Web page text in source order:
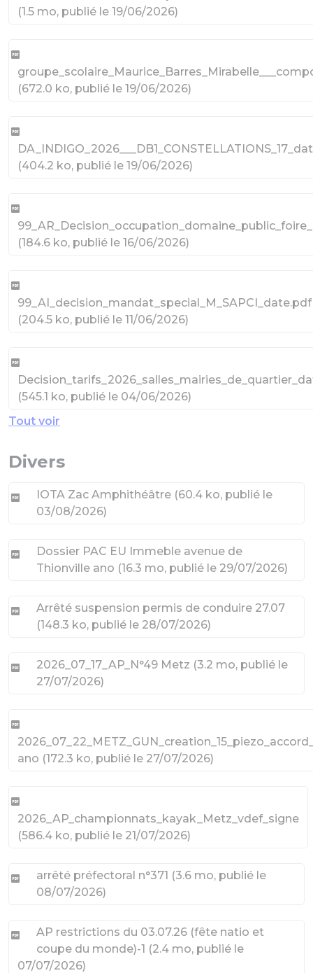
(1.5 mo, publié le 19/06/2026)
(672.0 ko, publié le 19/06/2026)
(404.2 ko, publié le 19/06/2026)
(184.6 ko, publié le 16/06/2026)
99_AI_decision_mandat_special_M_SAPCI_date.pdf
(204.5 ko, publié le 11/06/2026)
(545.1 ko, publié le 04/06/2026)
Tout voir
Divers
IOTA Zac Amphithéâtre (60.4 ko, publié le
03/08/2026)
Dossier PAC EU Immeble avenue de
Thionville ano (16.3 mo, publié le 29/07/2026)
Arrêté suspension permis de conduire 27.07
(148.3 ko, publié le 28/07/2026)
2026_07_17_AP_N°49 Metz (3.2 mo, publié le
27/07/2026)
ano (172.3 ko, publié le 27/07/2026)
2026_AP_championnats_kayak_Metz_vdef_signe
(586.4 ko, publié le 21/07/2026)
arrêté préfectoral n°371 (3.6 mo, publié le
08/07/2026)
AP restrictions du 03.07.26 (fête natio et
coupe du monde)-1 (2.4 mo, publié le
07/07/2026)